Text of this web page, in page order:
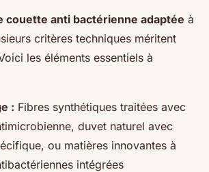
couette anti bactérienne adaptée à
critères techniques méritent
les éléments essentiels à
: Fibres synthétiques traitées avec
duvet naturel avec
ou matières innovantes à
intégrées